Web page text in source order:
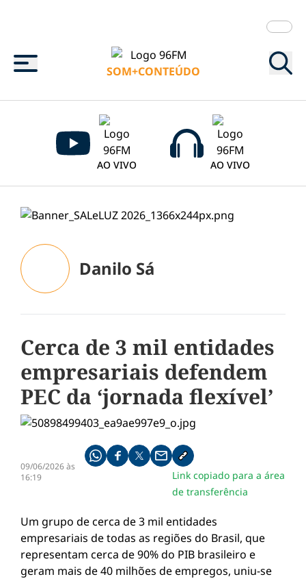
Menu
SOM+CONTEÚDO
AO VIVO AO VIVO
Danilo Sá
Cerca de 3 mil entidades
empresariais defendem
PEC da ‘jornada flexível’
09/06/2026 às
16:19
Compartilhe pelo whatsapp
Compartilhar no facebook
Compartilhar no twitter
Compartilhe pelo email
Copiar link da notícia
Link copiado para a área
de transferência
Um grupo de cerca de 3 mil entidades
empresariais de todas as regiões do Brasil, que
representam cerca de 90% do PIB brasileiro e
geram mais de 40 milhões de empregos, uniu-se